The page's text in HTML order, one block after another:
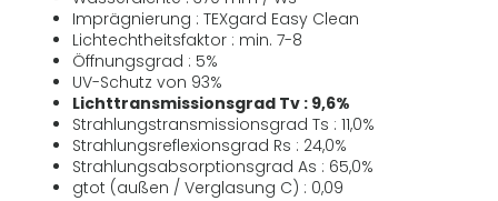
Imprägnierung : TEXgard Easy Clean
Lichtechtheitsfaktor : min. 7-8
Öffnungsgrad : 5%
UV-Schutz von 93%
Lichttransmissionsgrad Tv : 9,6%
Strahlungstransmissionsgrad Ts : 11,0%
Strahlungsreflexionsgrad Rs : 24,0%
Strahlungsabsorptionsgrad As : 65,0%
gtot (außen / Verglasung C) : 0,09